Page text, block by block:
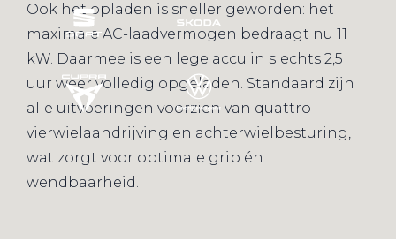
Ook het opladen is sneller geworden: het
maximale AC-laadvermogen bedraagt nu 11
kW. Daarmee is een lege accu in slechts 2,5
uur weer volledig opgeladen. Standaard zijn
alle uitvoeringen voorzien van quattro
vierwielaandrijving en achterwielbesturing,
wat zorgt voor optimale grip én
wendbaarheid.